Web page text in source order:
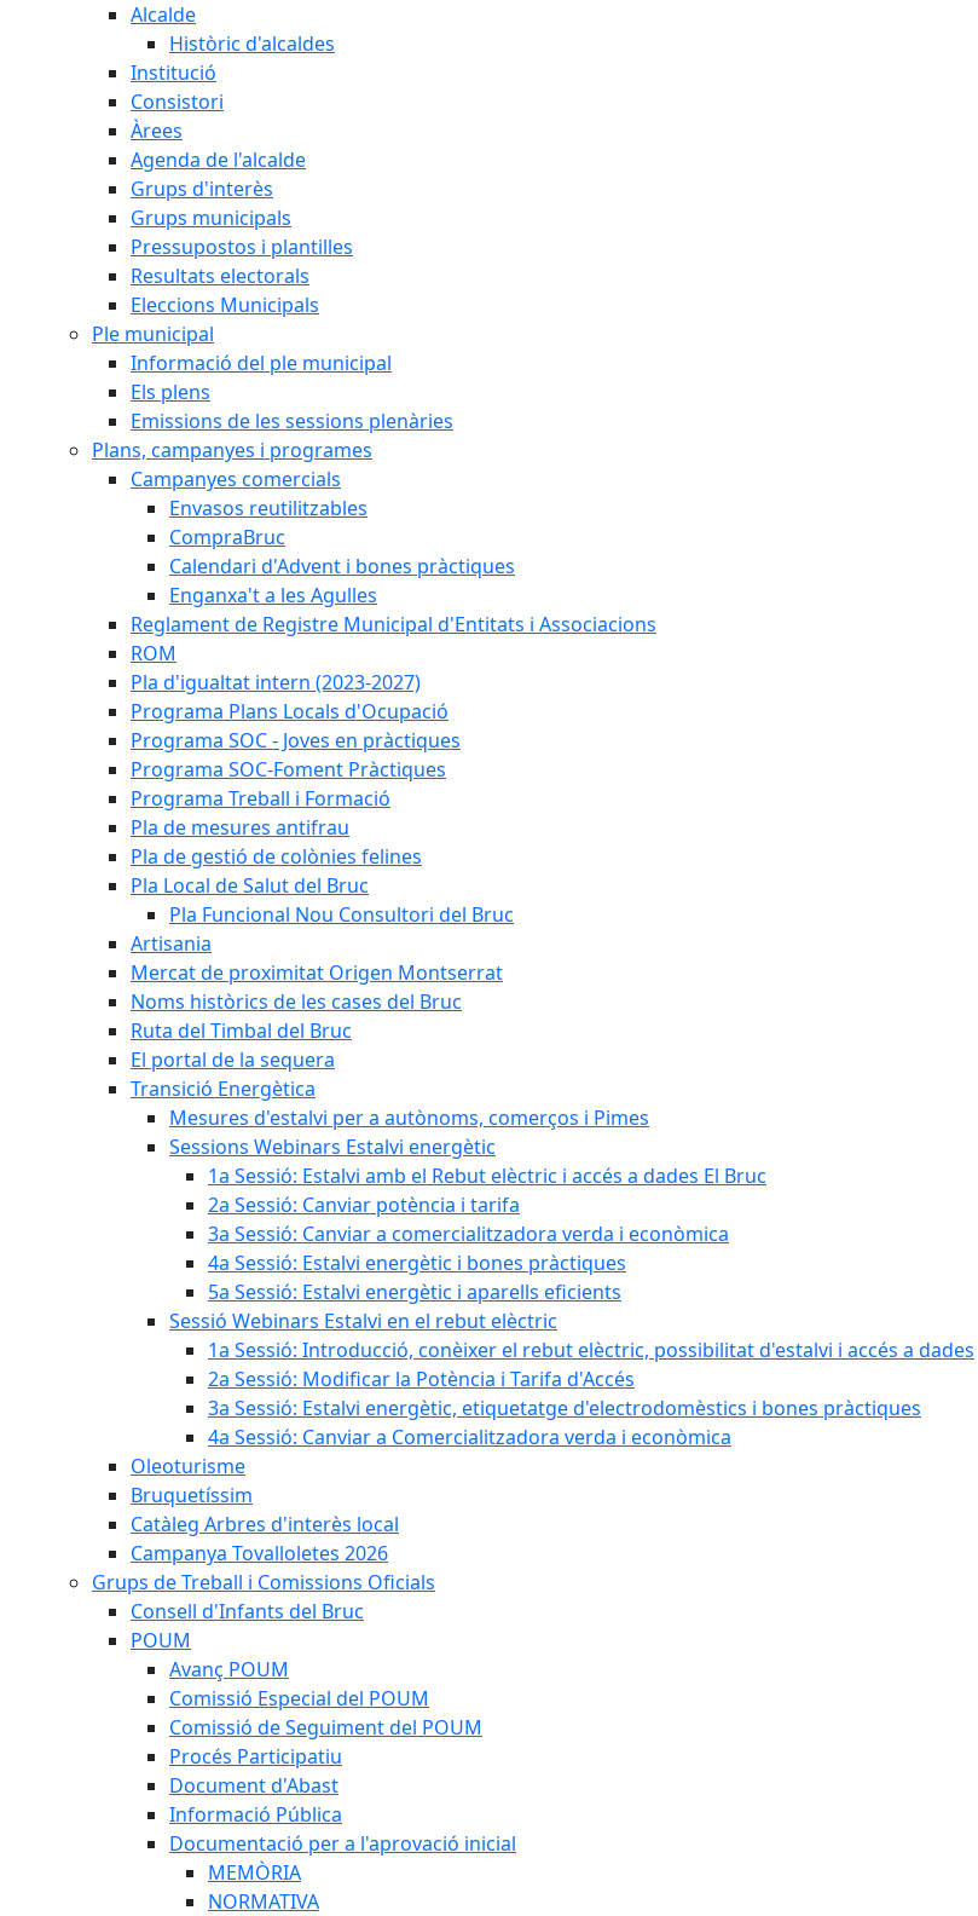
Alcalde
Històric d'alcaldes
Institució
Consistori
Àrees
Agenda de l'alcalde
Grups d'interès
Grups municipals
Pressupostos i plantilles
Resultats electorals
Eleccions Municipals
Ple municipal
Informació del ple municipal
Els plens
Emissions de les sessions plenàries
Plans, campanyes i programes
Campanyes comercials
Envasos reutilitzables
CompraBruc
Calendari d'Advent i bones pràctiques
Enganxa't a les Agulles
Reglament de Registre Municipal d'Entitats i Associacions
ROM
Pla d'igualtat intern (2023-2027)
Programa Plans Locals d'Ocupació
Programa SOC - Joves en pràctiques
Programa SOC-Foment Pràctiques
Programa Treball i Formació
Pla de mesures antifrau
Pla de gestió de colònies felines
Pla Local de Salut del Bruc
Pla Funcional Nou Consultori del Bruc
Artisania
Mercat de proximitat Origen Montserrat
Noms històrics de les cases del Bruc
Ruta del Timbal del Bruc
El portal de la sequera
Transició Energètica
Mesures d'estalvi per a autònoms, comerços i Pimes
Sessions Webinars Estalvi energètic
1a Sessió: Estalvi amb el Rebut elèctric i accés a dades El Bruc
2a Sessió: Canviar potència i tarifa
3a Sessió: Canviar a comercialitzadora verda i econòmica
4a Sessió: Estalvi energètic i bones pràctiques
5a Sessió: Estalvi energètic i aparells eficients
Sessió Webinars Estalvi en el rebut elèctric
1a Sessió: Introducció, conèixer el rebut elèctric, possibilitat d'estalvi i accés a dades
2a Sessió: Modificar la Potència i Tarifa d'Accés
3a Sessió: Estalvi energètic, etiquetatge d'electrodomèstics i bones pràctiques
4a Sessió: Canviar a Comercialitzadora verda i econòmica
Oleoturisme
Bruquetíssim
Catàleg Arbres d'interès local
Campanya Tovalloletes 2026
Grups de Treball i Comissions Oficials
Consell d'Infants del Bruc
POUM
Avanç POUM
Comissió Especial del POUM
Comissió de Seguiment del POUM
Procés Participatiu
Document d'Abast
Informació Pública
Documentació per a l'aprovació inicial
MEMÒRIA
NORMATIVA